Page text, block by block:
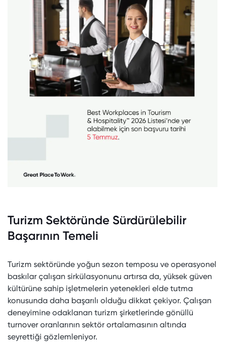
Turizm Sektöründe Sürdürülebilir
Başarının Temeli
Turizm sektöründe yoğun sezon temposu ve operasyonel
baskılar çalışan sirkülasyonunu artırsa da, yüksek güven
kültürüne sahip işletmelerin yetenekleri elde tutma
konusunda daha başarılı olduğu dikkat çekiyor. Çalışan
deneyimine odaklanan turizm şirketlerinde gönüllü
turnover oranlarının sektör ortalamasının altında
seyrettiği gözlemleniyor.